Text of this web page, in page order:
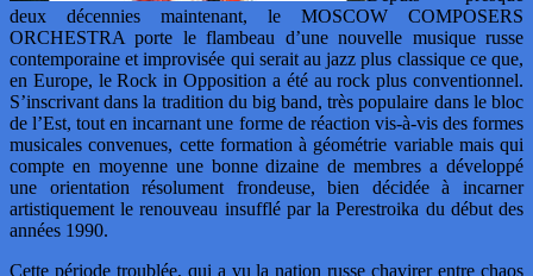
deux décennies maintenant, le MOSCOW COMPOSERS
ORCHESTRA porte le flambeau d’une nouvelle musique russe
contemporaine et improvisée qui serait au jazz plus classique ce que,
en Europe, le Rock in Opposition a été au rock plus conventionnel.
S’inscrivant dans la tradition du big band, très populaire dans le bloc
de l’Est, tout en incarnant une forme de réaction vis-à-vis des formes
musicales convenues, cette formation à géométrie variable mais qui
compte en moyenne une bonne dizaine de membres a développé
une orientation résolument frondeuse, bien décidée à incarner
artistiquement le renouveau insufflé par la Perestroika du début des
années 1990.
Cette période troublée, qui a vu la nation russe chavirer entre chaos